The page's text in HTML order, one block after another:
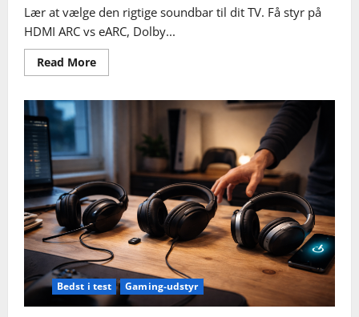
Lær at vælge den rigtige soundbar til dit TV. Få styr på
HDMI ARC vs eARC, Dolby...
Read MoreRead
more
den
rigtige
Bedst i test Gaming-udstyr